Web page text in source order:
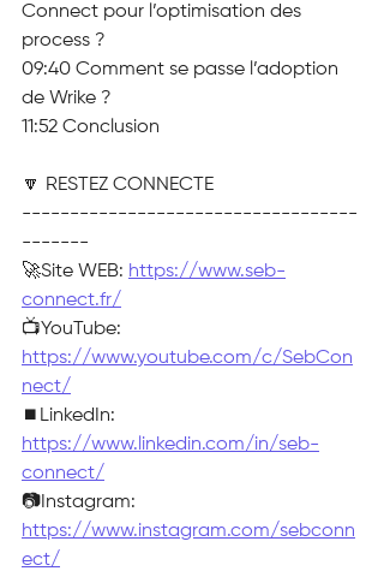
Connect pour l’optimisation des
process ?
09:40 Comment se passe l’adoption
de Wrike ?
11:52 Conclusion
🔽 RESTEZ CONNECTE
-----------------------------------
-------
🚀Site WEB: https://www.seb-
connect.fr/
📺YouTube:
https://www.youtube.com/c/SebCon
nect/
⏹️LinkedIn:
https://www.linkedin.com/in/seb-
connect/
📷Instagram:
https://www.instagram.com/sebconn
ect/